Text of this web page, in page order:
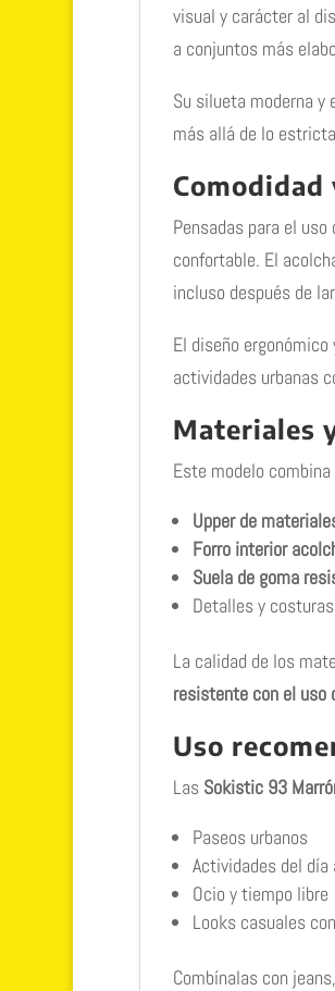
visual y carácter al
a conjuntos más
Su silueta moderna y
más allá de lo
Pensadas para el
confortable. El
incluso después de
El diseño
actividades urbanas
Materiales
Este modelo
Upper de
Forro interior
Suela de goma
Detalles y
La calidad de los
resistente con el uso
Uso
Las Sokistic 93
Paseos urbanos
Actividades del día
Ocio y tiempo libre
Looks casuales
Combínalas con